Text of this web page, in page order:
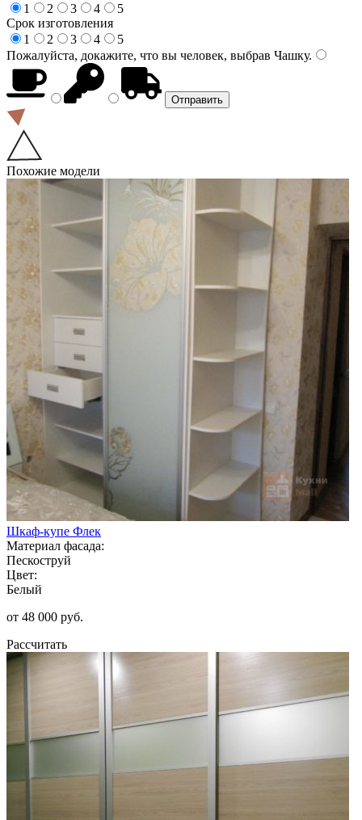
1
2 3 4
5
Срок изготовления
1
2 3 4
5
Пожалуйста, докажите, что вы человек, выбрав Чашку.
Похожие модели
Шкаф-купе Флек
Материал фасада:
Пескоструй
Цвет:
Белый
от 48 000 руб.
Рассчитать